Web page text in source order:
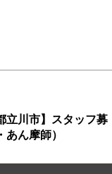
川市】スタッフ募
ん摩師）